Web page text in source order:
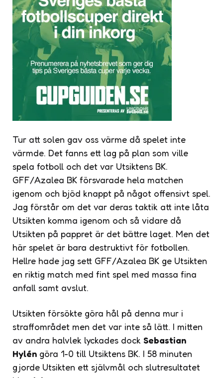
Tur att solen gav oss värme då spelet inte
värmde. Det fanns ett lag på plan som ville
spela fotboll och det var Utsiktens BK.
GFF/Azalea BK försvarade hela matchen
igenom och bjöd knappt på något offensivt spel.
Jag förstår om det var deras taktik att inte låta
Utsikten komma igenom och så vidare då
Utsikten på pappret är det bättre laget. Men det
här spelet är bara destruktivt för fotbollen.
Hellre hade jag sett GFF/Azalea BK ge Utsikten
en riktig match med fint spel med massa fina
anfall samt avslut.
Utsikten försökte göra hål på denna mur i
straffområdet men det var inte så lätt. I mitten
av andra halvlek lyckades dock Sebastian
Hylén göra 1-0 till Utsiktens BK. I 58 minuten
gjorde Utsikten ett självmål och slutresultatet